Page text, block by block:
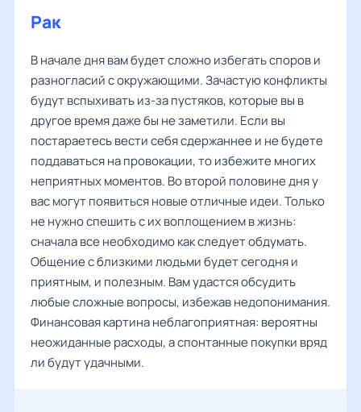
Рак
В начале дня вам будет сложно избегать споров и
разногласий с окружающими. Зачастую конфликты
будут вспыхивать из-за пустяков, которые вы в
другое время даже бы не заметили. Если вы
постараетесь вести себя сдержаннее и не будете
поддаваться на провокации, то избежите многих
неприятных моментов. Во второй половине дня у
вас могут появиться новые отличные идеи. Только
не нужно спешить с их воплощением в жизнь:
сначала все необходимо как следует обдумать.
Общение с близкими людьми будет сегодня и
приятным, и полезным. Вам удастся обсудить
любые сложные вопросы, избежав недопонимания.
Финансовая картина неблагоприятная: вероятны
неожиданные расходы, а спонтанные покупки вряд
ли будут удачными.